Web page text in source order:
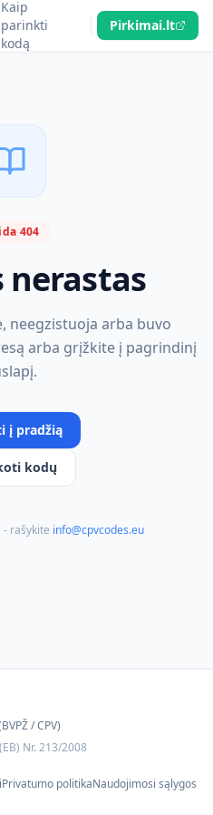
Kaip
parinkti
kodą
Pirkimai.lt
404
nerastas
neegzistuoja arba buvo
arba grįžkite į pagrindinį
į pradžią
kodų
- rašykite info@cpvcodes.eu
/ CPV)
Nr. 213/2008
Privatumo politikaNaudojimosi sąlygos